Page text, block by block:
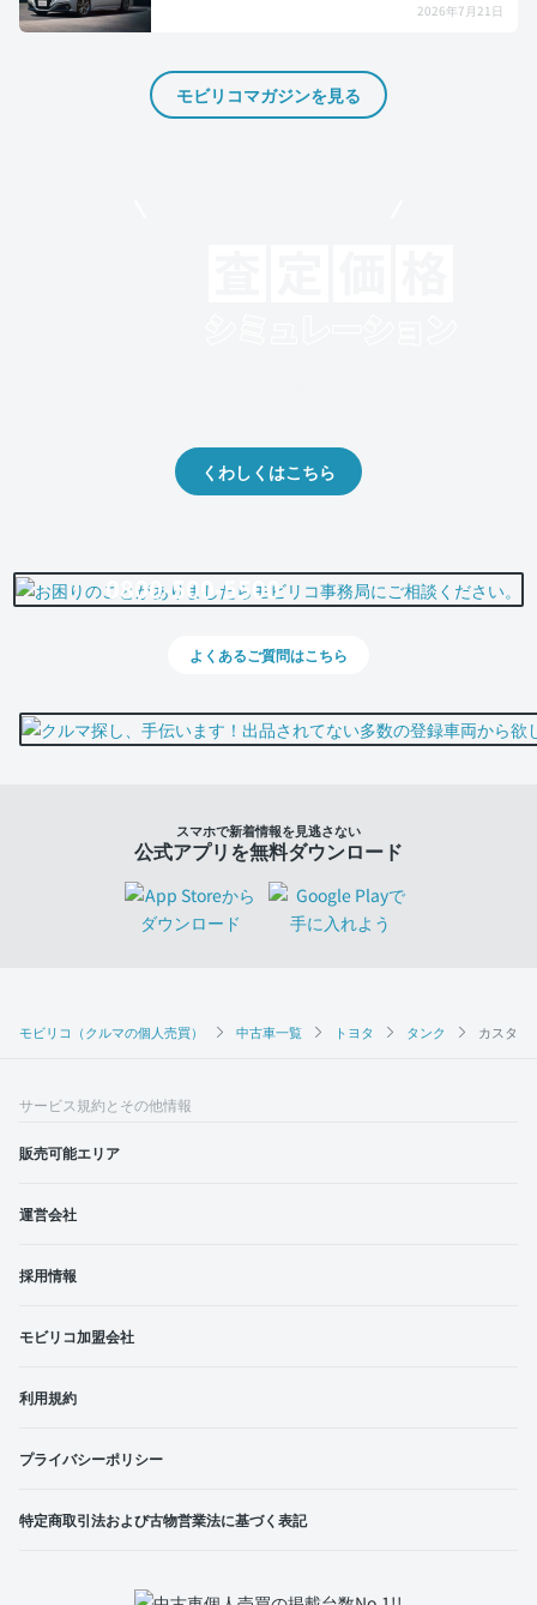
モビリコ（クルマの個人売買） 中古車一覧 トヨタ タンク カスタム
2026年7月21日
モビリコマガジンを見る
くわしくはこちら
0800-500-5500
よくあるご質問はこちら
スマホで新着情報を見逃さない
公式アプリを無料ダウンロード
サービス規約とその他情報
販売可能エリア
運営会社
採用情報
モビリコ加盟会社
利用規約
プライバシーポリシー
特定商取引法および古物営業法に基づく表記